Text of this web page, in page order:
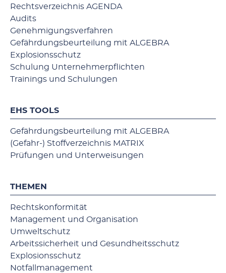
Rechtsverzeichnis AGENDA
Audits
Genehmigungsverfahren
Gefährdungsbeurteilung mit ALGEBRA
Explosionsschutz
Schulung Unternehmerpflichten
Trainings und Schulungen
EHS TOOLS
Gefährdungsbeurteilung mit ALGEBRA
(Gefahr-) Stoffverzeichnis MATRIX
Prüfungen und Unterweisungen
THEMEN
Rechtskonformität
Management und Organisation
Umweltschutz
Arbeitssicherheit und Gesundheitsschutz
Explosionsschutz
Notfallmanagement